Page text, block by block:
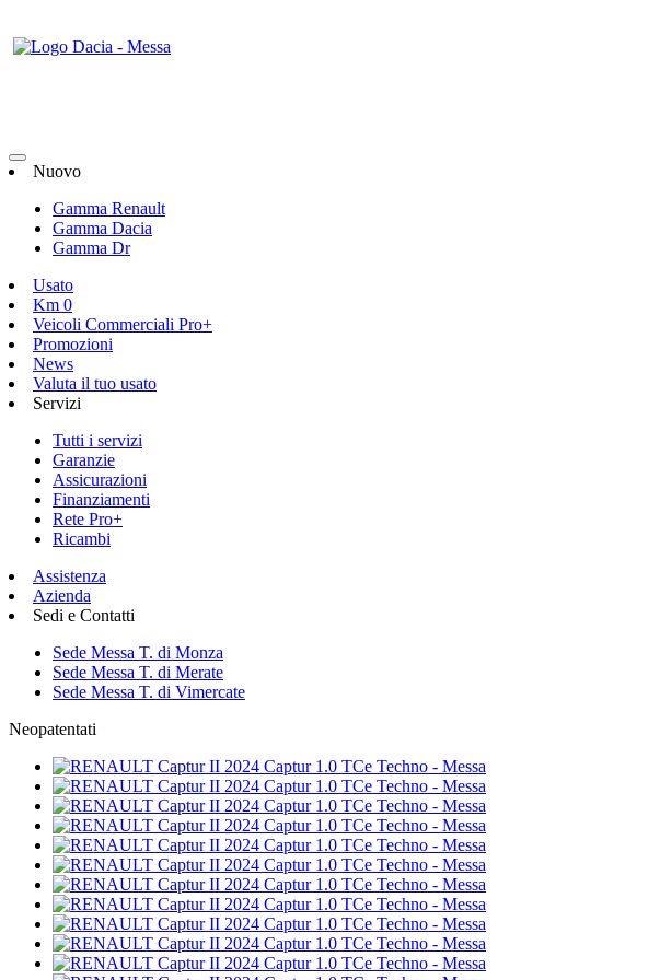
Nuovo
Gamma Renault
Gamma Dacia
Gamma Dr
Usato
Km 0
Veicoli Commerciali Pro+
Promozioni
News
Valuta il tuo usato
Servizi
Tutti i servizi
Garanzie
Assicurazioni
Finanziamenti
Rete Pro+
Ricambi
Assistenza
Azienda
Sedi e Contatti
Sede Messa T. di Monza
Sede Messa T. di Merate
Sede Messa T. di Vimercate
Neopatentati